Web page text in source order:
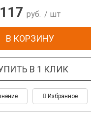
117 руб. / шт
В КОРЗИНУ
В 1 КЛИК
Избранное